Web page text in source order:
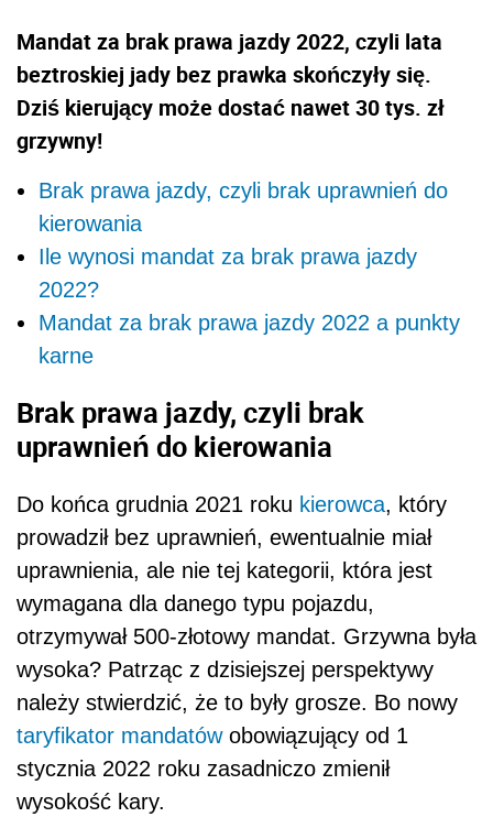
Mandat za brak prawa jazdy 2022, czyli lata
beztroskiej jady bez prawka skończyły się.
Dziś kierujący może dostać nawet 30 tys. zł
grzywny!
Brak prawa jazdy, czyli brak uprawnień do
kierowania
Ile wynosi mandat za brak prawa jazdy
2022?
Mandat za brak prawa jazdy 2022 a punkty
karne
Brak prawa jazdy, czyli brak
uprawnień do kierowania
Do końca grudnia 2021 roku kierowca, który
prowadził bez uprawnień, ewentualnie miał
uprawnienia, ale nie tej kategorii, która jest
wymagana dla danego typu pojazdu,
otrzymywał 500-złotowy mandat. Grzywna była
wysoka? Patrząc z dzisiejszej perspektywy
należy stwierdzić, że to były grosze. Bo nowy
taryfikator mandatówobowiązujący od 1
stycznia 2022 roku zasadniczo zmienił
wysokość kary.